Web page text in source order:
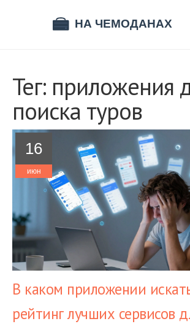
Тег: приложения
поиска туров
16
июн
В каком приложении
рейтинг лучших сервисов